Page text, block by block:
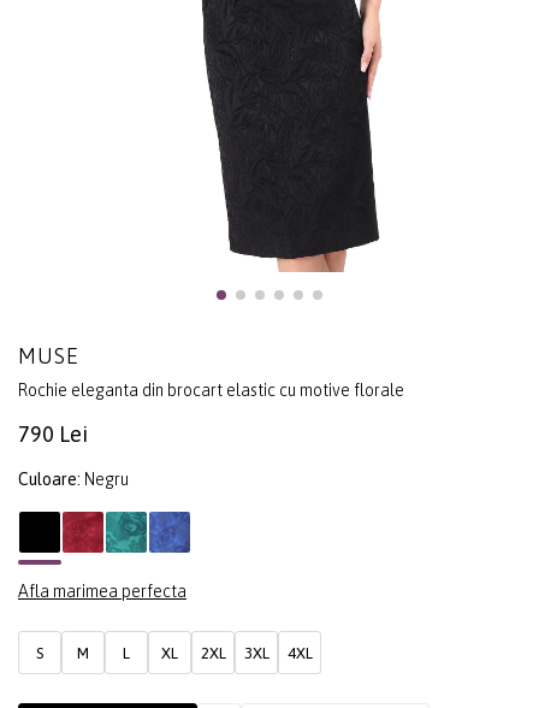
MUSE
Rochie eleganta din brocart elastic cu motive florale
790 Lei
Culoare: Negru
Afla marimea perfecta
S M L XL 2XL 3XL 4XL